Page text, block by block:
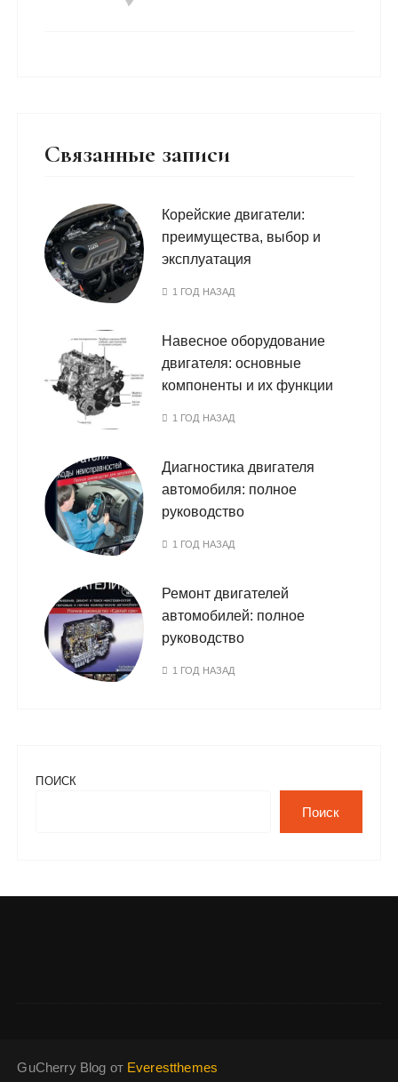
Связанные записи
Корейские двигатели:
преимущества, выбор и
эксплуатация
1 ГОД НАЗАД
Навесное оборудование
двигателя: основные
компоненты и их функции
1 ГОД НАЗАД
Диагностика двигателя
автомобиля: полное
руководство
1 ГОД НАЗАД
Ремонт двигателей
автомобилей: полное
руководство
1 ГОД НАЗАД
ПОИСК
Поиск
GuCherry Blog от Everestthemes